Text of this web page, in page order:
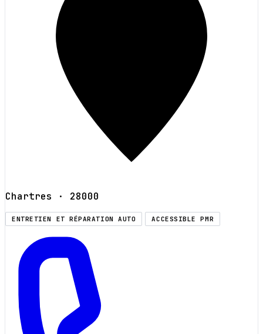
Chartres · 28000
ENTRETIEN ET RÉPARATION AUTO ACCESSIBLE PMR